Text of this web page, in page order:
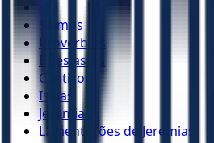
Salmos
Provérbios
Eclesiastes
Cânticos
Isaías
Jeremias
Lamentações de Jeremias